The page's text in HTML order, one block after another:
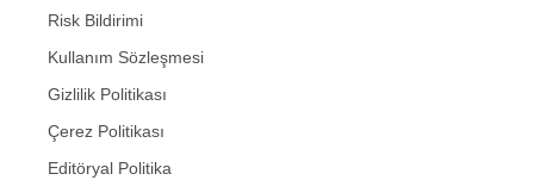
Risk Bildirimi
Kullanım Sözleşmesi
Gizlilik Politikası
Çerez Politikası
Editöryal Politika